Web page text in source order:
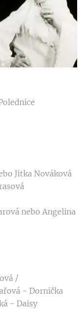
Jitka Nováková
nebo Angelina
/
- Dornička
- Daisy